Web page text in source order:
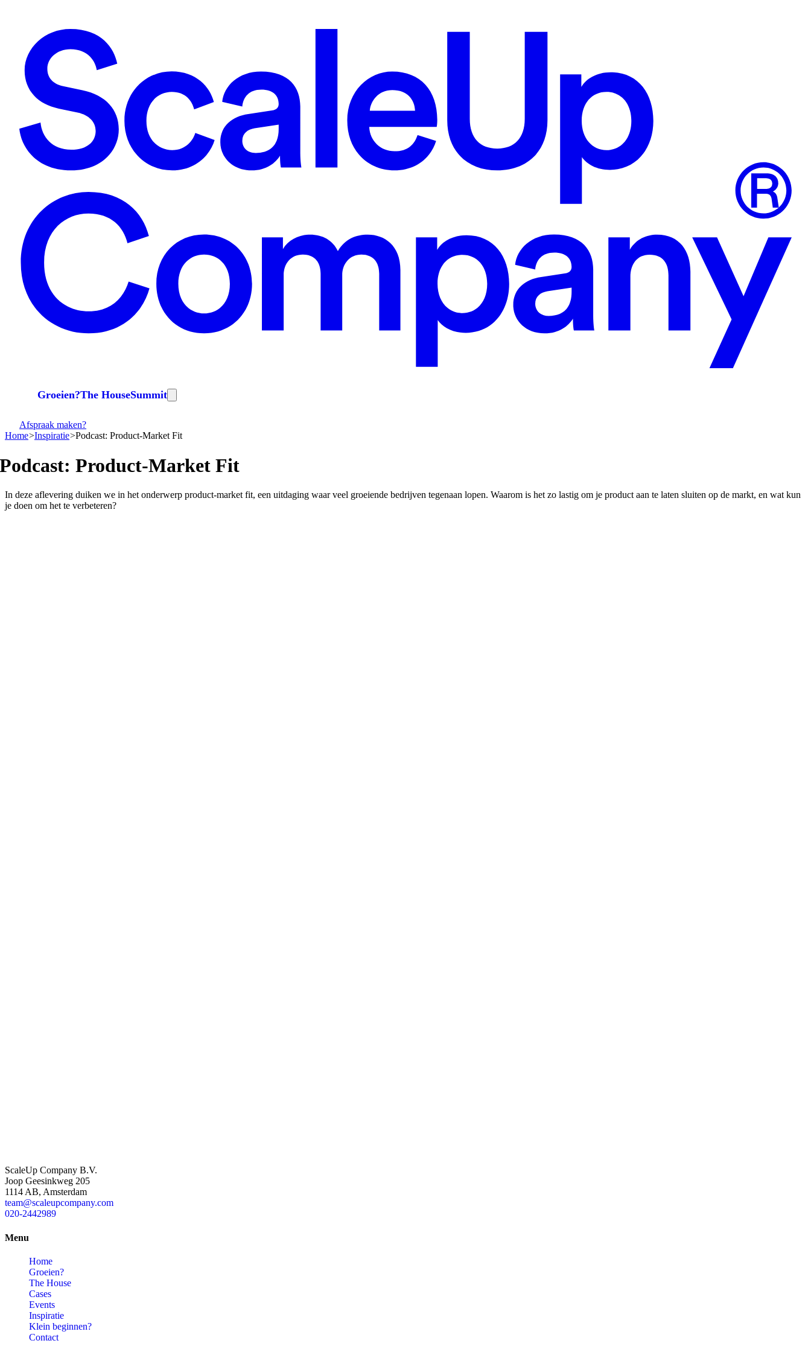
Groeien?The HouseSummit
Afspraak maken?
Home Inspiratie Podcast: Product-Market Fit
Product-Market Fit
In deze aflevering duiken we in het onderwerp product-market fit, een uitdaging waar veel groeiende bedrijven tegenaan lopen. Waarom is het zo lastig om je product aan te laten sluiten op de markt, en wat kun
je doen om het te verbeteren?
ScaleUp Company B.V.
Joop Geesinkweg 205
1114 AB, Amsterdam
team@scaleupcompany.com
020-2442989
Menu
Home
Groeien?
The House
Cases
Events
Inspiratie
Klein beginnen?
Contact